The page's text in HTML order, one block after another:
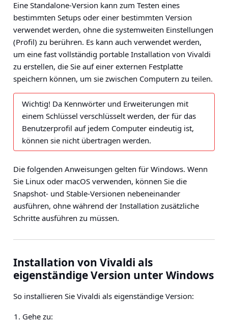
Eine Standalone-Version kann zum Testen eines
bestimmten Setups oder einer bestimmten Version
verwendet werden, ohne die systemweiten Einstellungen
(Profil) zu berühren. Es kann auch verwendet werden,
um eine fast vollständig portable Installation von Vivaldi
zu erstellen, die Sie auf einer externen Festplatte
speichern können, um sie zwischen Computern zu teilen.
Wichtig! Da Kennwörter und Erweiterungen mit
einem Schlüssel verschlüsselt werden, der für das
Benutzerprofil auf jedem Computer eindeutig ist,
können sie nicht übertragen werden.
Die folgenden Anweisungen gelten für Windows. Wenn
Sie Linux oder macOS verwenden, können Sie die
Snapshot- und Stable-Versionen nebeneinander
ausführen, ohne während der Installation zusätzliche
Schritte ausführen zu müssen.
Installation von Vivaldi als
eigenständige Version unter Windows
So installieren Sie Vivaldi als eigenständige Version:
Gehe zu: